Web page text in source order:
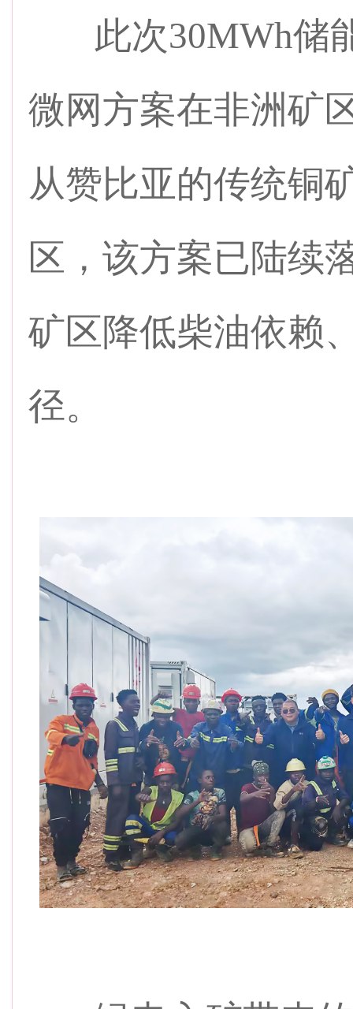
此次30MWh储
微网方案在非洲矿
从赞比亚的传统铜
区，该方案已陆续
矿区降低柴油依赖
径。